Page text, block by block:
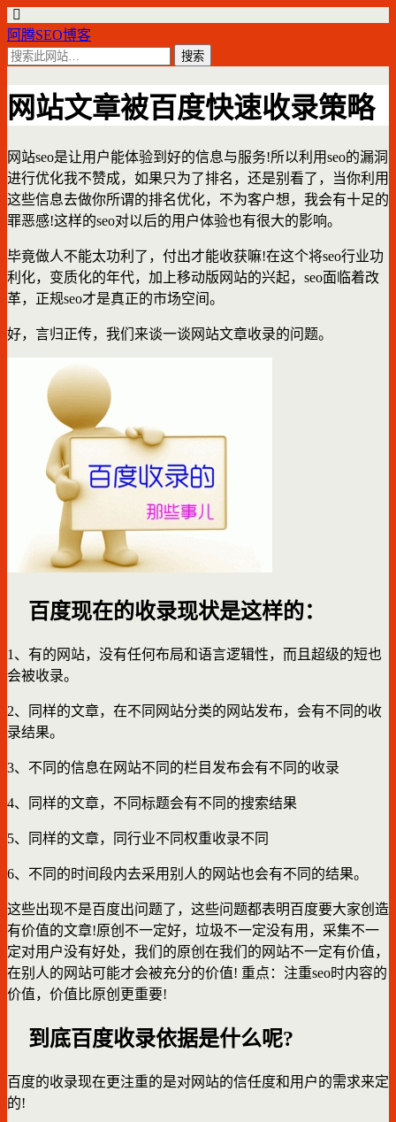
阿腾SEO博客
网站文章被百度快速收录策略
网站seo是让用户能体验到好的信息与服务!所以利用seo的漏洞
进行优化我不赞成，如果只为了排名，还是别看了，当你利用
这些信息去做你所谓的排名优化，不为客户想，我会有十足的
罪恶感!这样的seo对以后的用户体验也有很大的影响。
毕竟做人不能太功利了，付出才能收获嘛!在这个将seo行业功
利化，变质化的年代，加上移动版网站的兴起，seo面临着改
革，正规seo才是真正的市场空间。
好，言归正传，我们来谈一谈网站文章收录的问题。
百度现在的收录现状是这样的：
1、有的网站，没有任何布局和语言逻辑性，而且超级的短也
会被收录。
2、同样的文章，在不同网站分类的网站发布，会有不同的收
录结果。
3、不同的信息在网站不同的栏目发布会有不同的收录
4、同样的文章，不同标题会有不同的搜索结果
5、同样的文章，同行业不同权重收录不同
6、不同的时间段内去采用别人的网站也会有不同的结果。
这些出现不是百度出问题了，这些问题都表明百度要大家创造
有价值的文章!原创不一定好，垃圾不一定没有用，采集不一
定对用户没有好处，我们的原创在我们的网站不一定有价值，
在别人的网站可能才会被充分的价值! 重点：注重seo时内容的
价值，价值比原创更重要!
到底百度收录依据是什么呢?
百度的收录现在更注重的是对网站的信任度和用户的需求来定
的!